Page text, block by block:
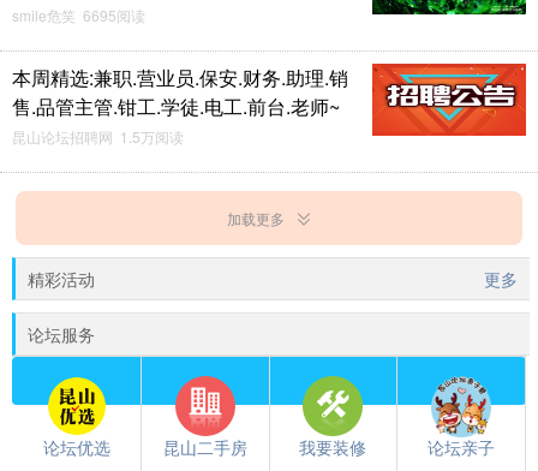
smile危笑 6695阅读
本周精选:兼职.营业员.保安.财务.助理.销
售.品管主管.钳工.学徒.电工.前台.老师~
昆山论坛招聘网 1.5万阅读
加载更多
精彩活动 更多
论坛服务
论坛优选 昆山二手房 我要装修 论坛亲子